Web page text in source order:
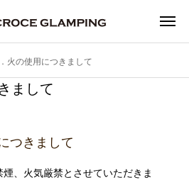
火の使用につきまして
まして
つきまして
煙、火気厳禁とさせていただきま